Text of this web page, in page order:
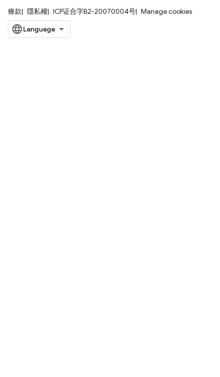
條款 隱私權 ICP证合字B2-20070004号 Manage cookies